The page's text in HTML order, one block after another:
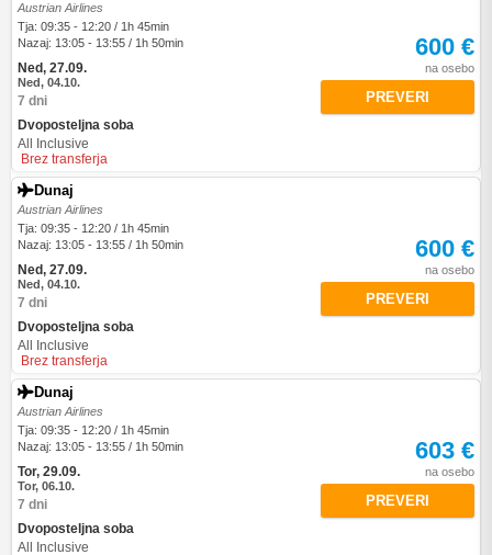
Austrian Airlines
Tja: 09:35 - 12:20 / 1h 45min
Nazaj: 13:05 - 13:55 / 1h 50min
Ned, 27.09.
Ned, 04.10.
7 dni
Dvoposteljna soba
All Inclusive
Brez transferja
600 €
na osebo
PREVERI
Dunaj
Austrian Airlines
Tja: 09:35 - 12:20 / 1h 45min
Nazaj: 13:05 - 13:55 / 1h 50min
Ned, 27.09.
Ned, 04.10.
7 dni
Dvoposteljna soba
All Inclusive
Brez transferja
600 €
na osebo
PREVERI
Dunaj
Austrian Airlines
Tja: 09:35 - 12:20 / 1h 45min
Nazaj: 13:05 - 13:55 / 1h 50min
Tor, 29.09.
Tor, 06.10.
7 dni
Dvoposteljna soba
All Inclusive
603 €
na osebo
PREVERI